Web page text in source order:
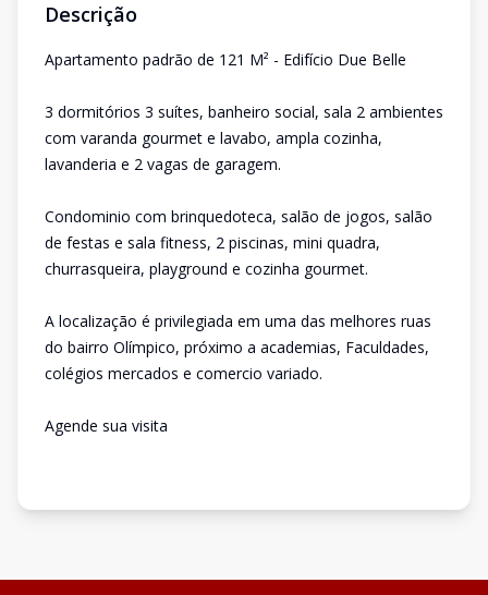
Descrição
Apartamento padrão de 121 M² - Edifício Due Belle
3 dormitórios 3 suítes, banheiro social, sala 2 ambientes
com varanda gourmet e lavabo, ampla cozinha,
lavanderia e 2 vagas de garagem.
Condominio com brinquedoteca, salão de jogos, salão
de festas e sala fitness, 2 piscinas, mini quadra,
churrasqueira, playground e cozinha gourmet.
A localização é privilegiada em uma das melhores ruas
do bairro Olímpico, próximo a academias, Faculdades,
colégios mercados e comercio variado.
Agende sua visita